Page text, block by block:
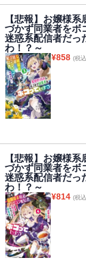
【悲報】お嬢様
づかず同業者をボ
迷惑系配信者だっ
わ！？～
¥858 (税
【悲報】お嬢様
づかず同業者をボ
迷惑系配信者だっ
わ！？～
¥814 (税